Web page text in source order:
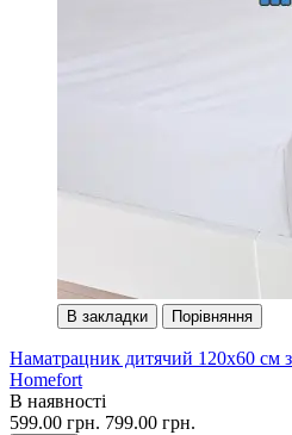
В закладки Порівняння
Наматрацник дитячий 120х60 см
Homefort
В наявності
599.00 грн. 799.00 грн.